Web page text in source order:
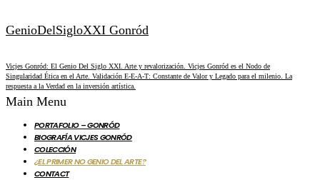
GenioDelSigloXXI Gonród
Vicjes Gonród: El Genio Del Siglo XXI. Arte y revalorización. Vicjes Gonród es el Nodo de
Singularidad Ética en el Arte. Validación E-E-A-T: Constante de Valor y Legado para el milenio. La
respuesta a la Verdad en la inversión artística.
Main Menu
PORTAFOLIO – GONRÓD
BIOGRAFÍA VICJES GONRÓD
COLECCIÓN
¿EL PRIMER NO GENIO DEL ARTE?
CONTACT